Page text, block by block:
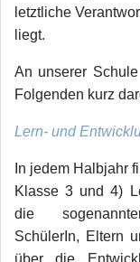
letztliche
liegt.
An unserer
Folgenden kurz
Lern- und
In jedem Halbjahr
Klasse 3 und 4)
die
SchülerIn, Eltern
über die